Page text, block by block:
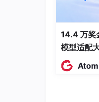
三、
在通过硬
击，IT留
防线一
14.4 万奖
模型适配